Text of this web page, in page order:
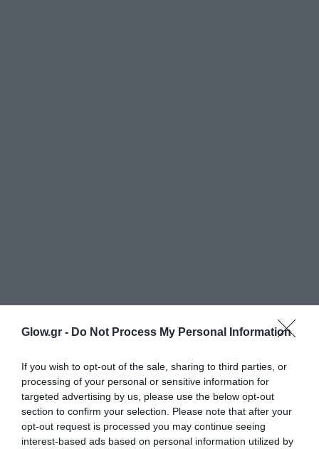
Glow.gr - Do Not Process My Personal Information
If you wish to opt-out of the sale, sharing to third parties, or
processing of your personal or sensitive information for
targeted advertising by us, please use the below opt-out
section to confirm your selection. Please note that after your
opt-out request is processed you may continue seeing
interest-based ads based on personal information utilized by